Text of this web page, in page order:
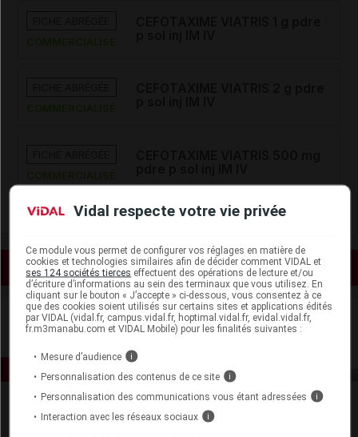
Voir les actualités liées
Vidal respecte votre vie privée
Ce module vous permet de configurer vos réglages en matière de
cookies et technologies similaires afin de décider comment VIDAL et
ses 124 sociétés tierces effectuent des opérations de lecture et/ou
d’écriture d’informations au sein des terminaux que vous utilisez. En
cliquant sur le bouton « J’accepte » ci-dessous, vous consentez à ce
que des cookies soient utilisés sur certains sites et applications édités
par VIDAL (vidal.fr, campus.vidal.fr, hoptimal.vidal.fr, evidal.vidal.fr,
fr.m3manabu.com et VIDAL Mobile) pour les finalités suivantes :
Mesure d’audience i
Personnalisation des contenus de ce site i
Personnalisation des communications vous étant adressées i
Interaction avec les réseaux sociaux i